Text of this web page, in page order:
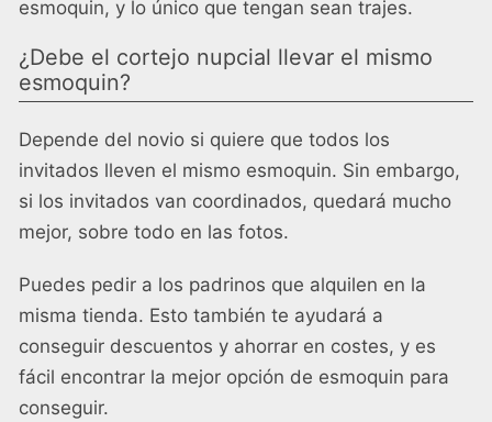
esmoquin, y lo único que tengan sean trajes.
¿Debe el cortejo nupcial llevar el mismo
esmoquin?
Depende del novio si quiere que todos los
invitados lleven el mismo esmoquin. Sin embargo,
si los invitados van coordinados, quedará mucho
mejor, sobre todo en las fotos.
Puedes pedir a los padrinos que alquilen en la
misma tienda. Esto también te ayudará a
conseguir descuentos y ahorrar en costes, y es
fácil encontrar la mejor opción de esmoquin para
conseguir.